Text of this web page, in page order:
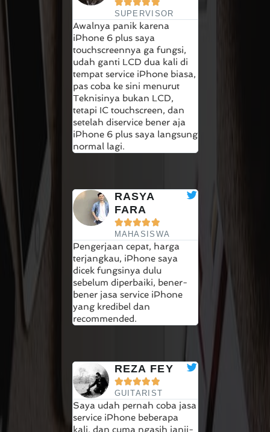

SUPERVISOR
Awalnya panik karena
iPhone 6 plus saya
touchscreennya ga fungsi,
udah ganti LCD dua kali di
tempat service iPhone biasa,
pas coba ke sini menurut
Teknisinya bukan LCD,
tetapi IC touchscreen, dan
setelah diservice bener aja
iPhone 6 plus saya langsung
normal lagi.
RASYA
FARA

MAHASISWA
Pengerjaan cepat, harga
terjangkau, iPhone saya
dicek fungsinya dulu
sebelum diperbaiki, bener-
bener jasa service iPhone
yang kredibel dan
recommended.
REZA FEY

GUITARIST
Saya udah pernah coba jasa
service iPhone beberapa
kali, dan cuma ngasih janji-